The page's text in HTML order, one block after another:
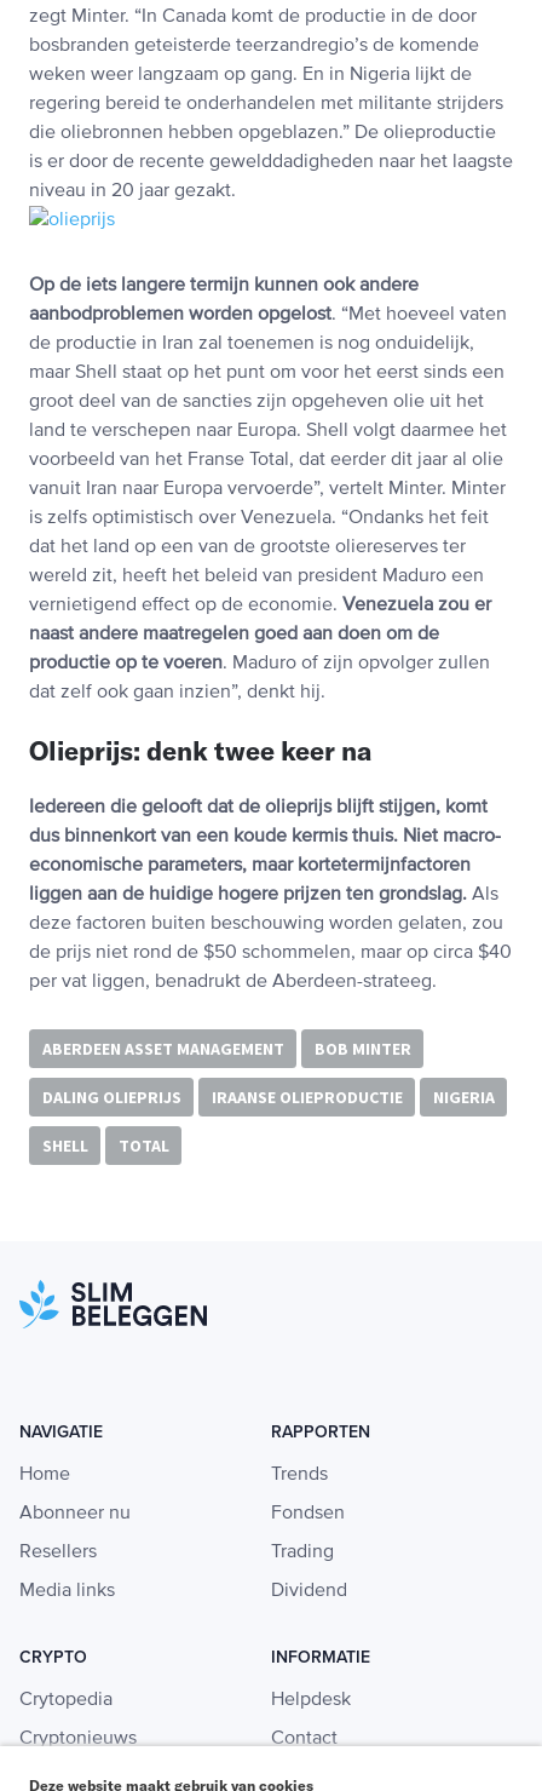
zegt Minter. “In Canada komt de productie in de door
bosbranden geteisterde teerzandregio’s de komende
weken weer langzaam op gang. En in Nigeria lijkt de
regering bereid te onderhandelen met militante strijders
die oliebronnen hebben opgeblazen.” De olieproductie
is er door de recente gewelddadigheden naar het laagste
niveau in 20 jaar gezakt.
Op de iets langere termijn kunnen ook andere
aanbodproblemen worden opgelost. “Met hoeveel vaten
de productie in Iran zal toenemen is nog onduidelijk,
maar Shell staat op het punt om voor het eerst sinds een
groot deel van de sancties zijn opgeheven olie uit het
land te verschepen naar Europa. Shell volgt daarmee het
voorbeeld van het Franse Total, dat eerder dit jaar al olie
vanuit Iran naar Europa vervoerde”, vertelt Minter. Minter
is zelfs optimistisch over Venezuela. “Ondanks het feit
dat het land op een van de grootste oliereserves ter
wereld zit, heeft het beleid van president Maduro een
vernietigend effect op de economie. Venezuela zou er
naast andere maatregelen goed aan doen om de
productie op te voeren. Maduro of zijn opvolger zullen
dat zelf ook gaan inzien”, denkt hij.
Olieprijs: denk twee keer na
Iedereen die gelooft dat de olieprijs blijft stijgen, komt
dus binnenkort van een koude kermis thuis. Niet macro-
economische parameters, maar kortetermijnfactoren
liggen aan de huidige hogere prijzen ten grondslag. Als
deze factoren buiten beschouwing worden gelaten, zou
de prijs niet rond de $50 schommelen, maar op circa $40
per vat liggen, benadrukt de Aberdeen-strateeg.
ABERDEEN ASSET MANAGEMENT BOB MINTER
DALING OLIEPRIJS IRAANSE OLIEPRODUCTIE NIGERIA
SHELL TOTAL
NAVIGATIE
Home
Abonneer nu
Resellers
Media links
RAPPORTEN
Trends
Fondsen
Trading
Dividend
CRYPTO
Crytopedia
Cryptonieuws
Crypto koopgids
INFORMATIE
Helpdesk
Contact
Adverteren
Deze website maakt gebruik van cookies